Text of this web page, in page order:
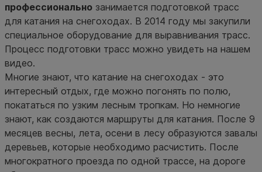
профессиональнозанимается подготовкой трасс
для катания на снегоходах. В 2014 году мы закупили
специальное оборудование для выравнивания трасс.
Процесс подготовки трасс можно увидеть на нашем
видео.
Многие знают, что катание на снегоходах - это
интересный отдых, где можно погонять по полю,
покататься по узким лесным тропкам. Но немногие
знают, как создаются маршруты для катания. После 9
месяцев весны, лета, осени в лесу образуются завалы
деревьев, которые необходимо расчистить. После
многократного проезда по одной трассе, на дороге